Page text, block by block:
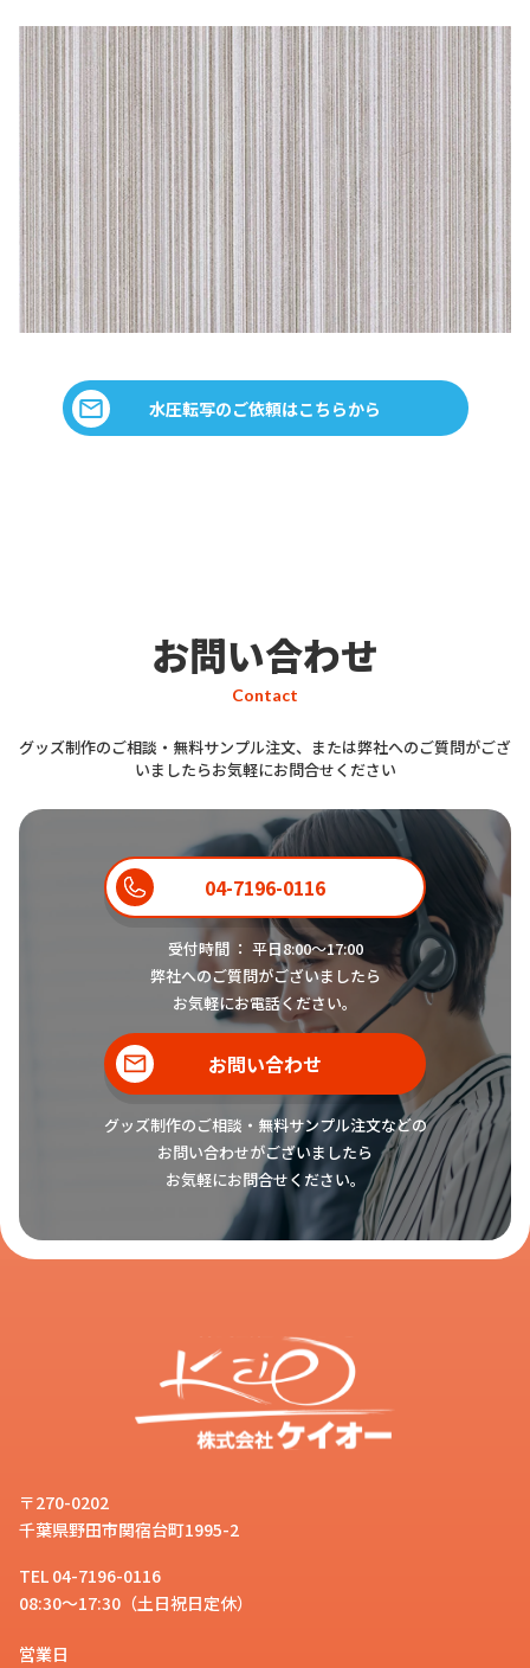
水圧転写のご依頼はこちらから
お問い合わせ
Contact
グッズ制作のご相談・無料サンプル注文、または弊社へのご質問がござ
いましたらお気軽にお問合せください
04-7196-0116
受付時間 ： 平日8:00〜17:00
弊社へのご質問がございましたら
お気軽にお電話ください。
お問い合わせ
グッズ制作のご相談・無料サンプル注文などの
お問い合わせがございましたら
お気軽にお問合せください。
〒270-0202
千葉県野田市関宿台町1995-2
TEL 04-7196-0116
08:30～17:30（土日祝日定休）
営業日